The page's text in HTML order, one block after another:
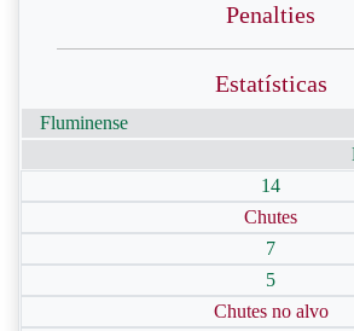
Penalties
Estatísticas
Fluminense
14
Chutes
7
5
Chutes no alvo